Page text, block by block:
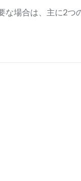
場合は、主に2つ